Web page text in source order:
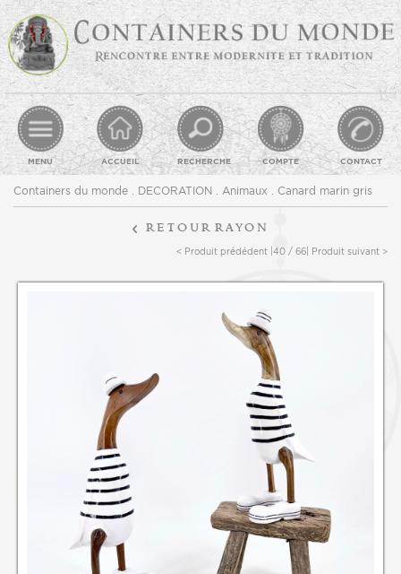
MENU ACCUEIL RECHERCHE COMPTE CONTACT
Containers du monde . DECORATION . Animaux . Canard marin gris
retour rayon
< Produit prédédent | 40 / 66 | Produit suivant >